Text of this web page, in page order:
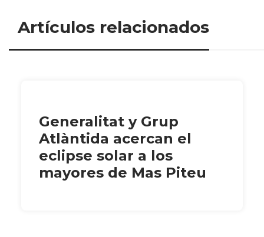
Artículos relacionados
Generalitat y Grup
Atlàntida acercan el
eclipse solar a los
mayores de Mas Piteu